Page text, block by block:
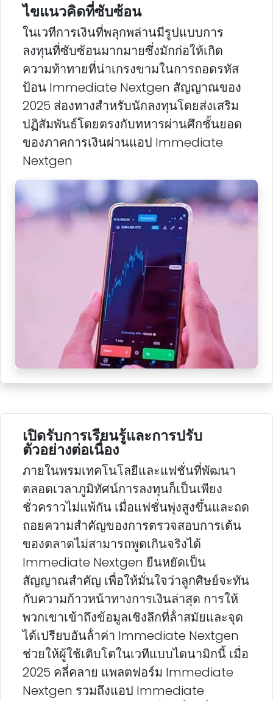
ไขแนวคิดที่ซับซ้อน
ในเวทีการเงินที่พลุกพล่านมีรูปแบบการ
ลงทุนที่ซับซ้อนมากมายซึ่งมักก่อให้เกิด
ความท้าทายที่น่าเกรงขามในการถอดรหัส
ป้อน Immediate Nextgen สัญญาณของ
2025 ส่องทางสําหรับนักลงทุนโดยส่งเสริม
ปฏิสัมพันธ์โดยตรงกับทหารผ่านศึกชั้นยอด
ของภาคการเงินผ่านแอป Immediate
Nextgen
เปิดรับการเรียนรู้และการปรับ
ตัวอย่างต่อเนื่อง
ภายในพรมเทคโนโลยีและแฟชั่นที่พัฒนา
ตลอดเวลาภูมิทัศน์การลงทุนก็เป็นเพียง
ชั่วคราวไม่แพ้กัน เมื่อแฟชั่นพุ่งสูงขึ้นและถด
ถอยความสําคัญของการตรวจสอบการเต้น
ของตลาดไม่สามารถพูดเกินจริงได้
Immediate Nextgen ยืนหยัดเป็น
สัญญาณสําคัญ เพื่อให้มั่นใจว่าลูกศิษย์จะทัน
กับความก้าวหน้าทางการเงินล่าสุด การให้
พวกเขาเข้าถึงข้อมูลเชิงลึกที่ล้ําสมัยและจุด
ได้เปรียบอันล้ําค่า Immediate Nextgen
ช่วยให้ผู้ใช้เติบโตในเวทีแบบไดนามิกนี้ เมื่อ
2025 คลี่คลาย แพลตฟอร์ม Immediate
Nextgen รวมถึงแอป Immediate